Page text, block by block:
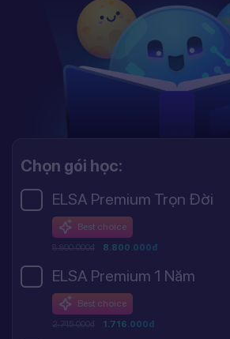
Chọn gói học:
ELSA Premium Trọn Đời
Best choice
8.800.000đ 8.800.000đ
ELSA Premium 1 Năm
Best choice
2.745.000đ 1.716.000đ